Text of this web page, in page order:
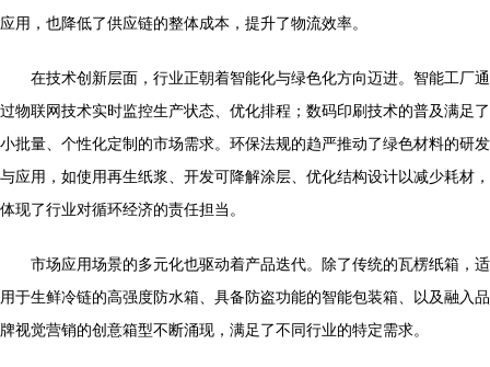
应用，也降低了供应链的整体成本，提升了物流效率。
在技术创新层面，行业正朝着智能化与绿色化方向迈进。智能工厂通
过物联网技术实时监控生产状态、优化排程；数码印刷技术的普及满足了
小批量、个性化定制的市场需求。环保法规的趋严推动了绿色材料的研发
与应用，如使用再生纸浆、开发可降解涂层、优化结构设计以减少耗材，
体现了行业对循环经济的责任担当。
市场应用场景的多元化也驱动着产品迭代。除了传统的瓦楞纸箱，适
用于生鲜冷链的高强度防水箱、具备防盗功能的智能包装箱、以及融入品
牌视觉营销的创意箱型不断涌现，满足了不同行业的特定需求。